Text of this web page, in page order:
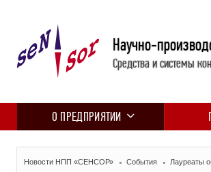
Научно-
Средства и системы
О ПРЕДПРИЯТИИ
Новости НПП «СЕНСОР» События Лауреаты